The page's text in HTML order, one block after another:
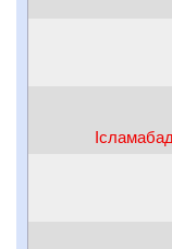
Ісламабад